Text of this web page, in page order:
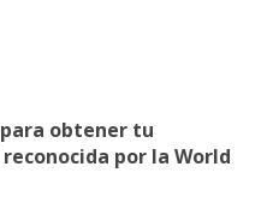
obtener tu
por la World